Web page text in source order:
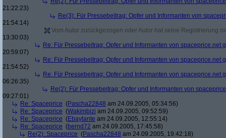
21:22:23)
Re(3): Für Pressebeitrag: Opfer und Informanten von
21:54:14)
Vom Autor zurückgezogen oder Autor hat seine Registrierung
13:30:03)
Re: Für Pressebeitrag: Opfer und Informanten von spaceprice.net
20:59:07)
Re: Für Pressebeitrag: Opfer und Informanten von spaceprice.net
21:54:52)
Re: Für Pressebeitrag: Opfer und Informanten von spaceprice.net
06:26:35)
Re(2): Für Pressebeitrag: Opfer und Informanten von
09:27:01)
Re: Spaceprice (Pascha22848 am 24.09.2005, 05:34:56)
Re: Spaceprice (Wakimbizi am 24.09.2005, 09:52:59)
Re: Spaceprice (Ebaytante am 24.09.2005, 12:55:14)
Re: Spaceprice (bernd72 am 24.09.2005, 17:45:58)
Re(2): Spaceprice (Pascha22848 am 24.09.2005, 19:42:18)